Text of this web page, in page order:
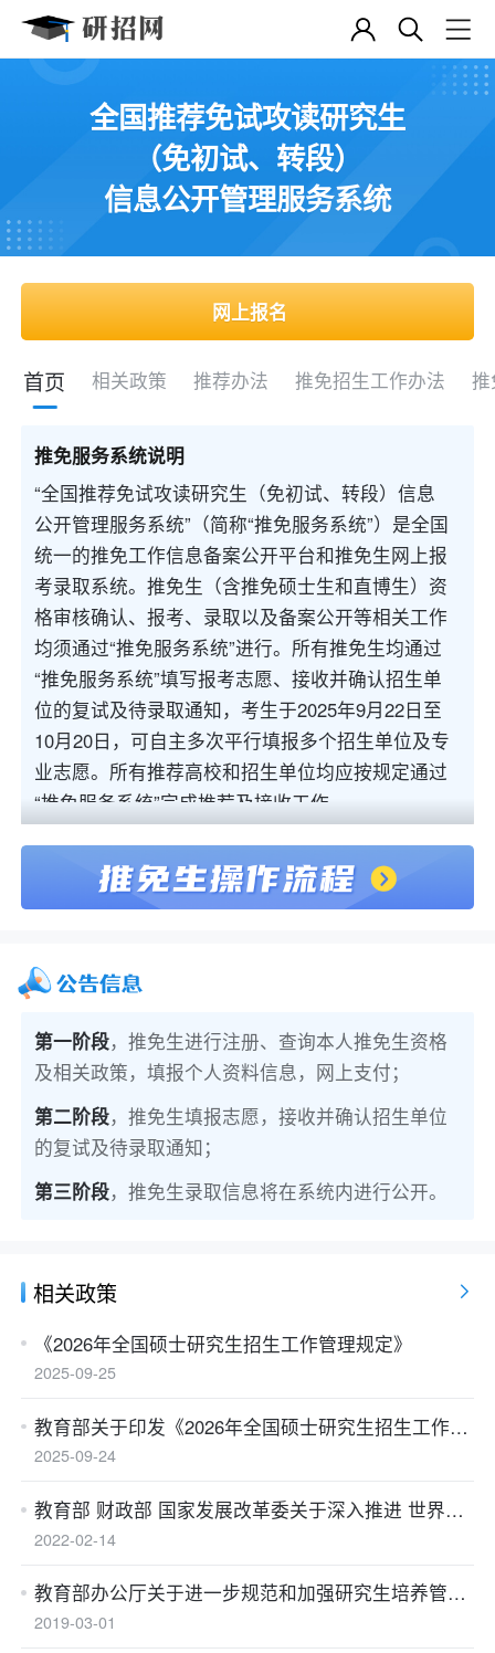
全国推荐免试攻读研究生
（免初试、转段）
信息公开管理服务系统
网上报名
首页 相关政策 推荐办法 推免招生工作办法
推免服务系统说明
“全国推荐免试攻读研究生（免初试、转段）信息
公开管理服务系统”（简称“推免服务系统”）是全国
统一的推免工作信息备案公开平台和推免生网上报
考录取系统。推免生（含推免硕士生和直博生）资
格审核确认、报考、录取以及备案公开等相关工作
均须通过“推免服务系统”进行。所有推免生均通过
“推免服务系统”填写报考志愿、接收并确认招生单
位的复试及待录取通知，考生于2025年9月22日至
10月20日，可自主多次平行填报多个招生单位及专
业志愿。所有推荐高校和招生单位均应按规定通过
“推免服务系统”完成推荐及接收工作。
（一）最终推免生名单、录取名单和推免生学籍注
册均以“推免服务系统”备案信息为准。推荐高校公
示推免生名单并在“推免服务系统”备案，招生单位
（二）2025年9月18日起，推免生通过“推免服务系
统”注册填报个人资料信息并查看本人推免资格。
2025年9月22日-10月20日，推免生通过“推免服务
系统”填报志愿、接收并确认招生单位的复试及待
录取通知（9月22日9:00开始填报志愿；9月23日
9:00开始接收并确认招生单位发送的复试通知；9
月25日14:00开始接收并确认招生单位发送的待录
推免招生工作办法及推免生录取名单等备案公开的
并按教育部有关规定在推荐高校和招生单位网站进
行了公开公示。考生如有疑问，可直接与相关推荐
高校、招生单位联系咨询或向推荐高校、招生单位
所在省级教育行政部门、省级教育招生考试机构申
（四）推免生可在规定时限内查看本人报考并参加
录取公示信息。
（五）服役期间获得三等战功、二等功以上奖励或
第一阶段，推免生进行注册、查询本人推免生资格
及相关政策，填报个人资料信息，网上支付；
第二阶段，推免生填报志愿，接收并确认招生单位
的复试及待录取通知；
第三阶段，推免生录取信息将在系统内进行公开。
相关政策
《2026年全国硕士研究生招生工作管理规定》
2025-09-25
教育部关于印发《2026年全国硕士研究生招生工作管理规定》的通知
2025-09-24
教育部 财政部 国家发展改革委关于深入推进 世界一流大学和一流学科建设的若干意见
2022-02-14
教育部办公厅关于进一步规范和加强研究生培养管理的通知
2019-03-01